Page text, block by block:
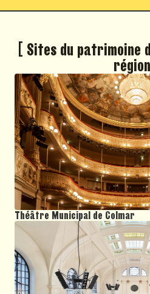
[ Sites du patrimoine
Théâtre Municipal de Colmar